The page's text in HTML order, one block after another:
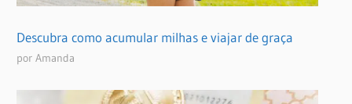
Descubra como acumular milhas e viajar de graça
por Amanda